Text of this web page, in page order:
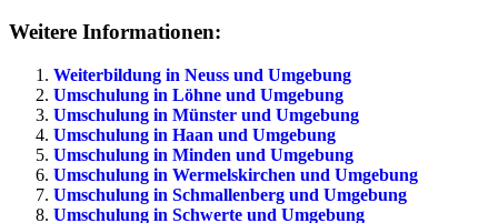
Weitere Informationen:
Weiterbildung in Neuss und Umgebung
Umschulung in Löhne und Umgebung
Umschulung in Münster und Umgebung
Umschulung in Haan und Umgebung
Umschulung in Minden und Umgebung
Umschulung in Wermelskirchen und Umgebung
Umschulung in Schmallenberg und Umgebung
Umschulung in Schwerte und Umgebung